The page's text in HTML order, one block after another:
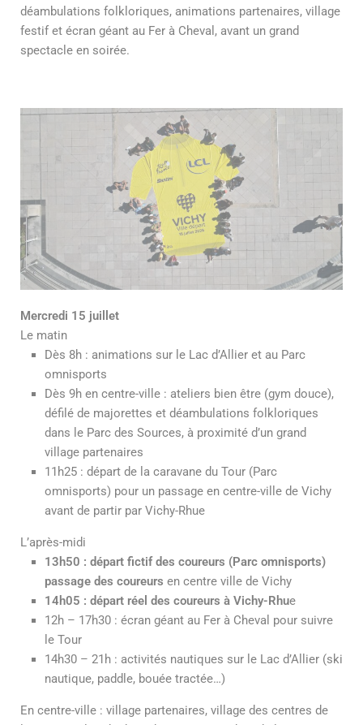
déambulations folkloriques, animations partenaires, village
festif et écran géant au Fer à Cheval, avant un grand
spectacle en soirée.
Mercredi 15 juillet
Le matin
Dès 8h : animations sur le Lac d’Allier et au Parc
omnisports
Dès 9h en centre-ville : ateliers bien être (gym douce),
défilé de majorettes et déambulations folkloriques
dans le Parc des Sources, à proximité d’un grand
village partenaires
11h25 : départ de la caravane du Tour (Parc
omnisports) pour un passage en centre-ville de Vichy
avant de partir par Vichy-Rhue
L’après-midi
13h50 : départ fictif des coureurs (Parc omnisports)
passage des coureurs en centre ville de Vichy
14h05 : départ réel des coureurs à Vichy-Rhue
12h – 17h30 : écran géant au Fer à Cheval pour suivre
le Tour
14h30 – 21h : activités nautiques sur le Lac d’Allier (ski
nautique, paddle, bouée tractée…)
En centre-ville : village partenaires, village des centres de